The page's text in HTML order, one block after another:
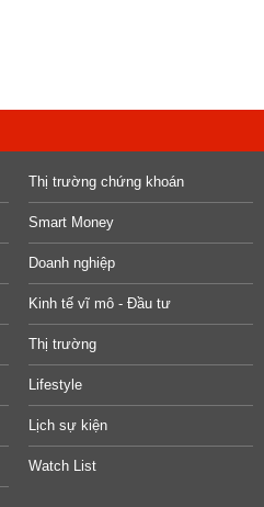
Thị trường chứng khoán
Smart Money
Doanh nghiệp
Kinh tế vĩ mô - Đầu tư
Thị trường
Lifestyle
Lịch sự kiện
Watch List